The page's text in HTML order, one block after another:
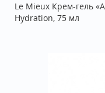
Le Mieux Крем-гель
Hydration, 75 мл